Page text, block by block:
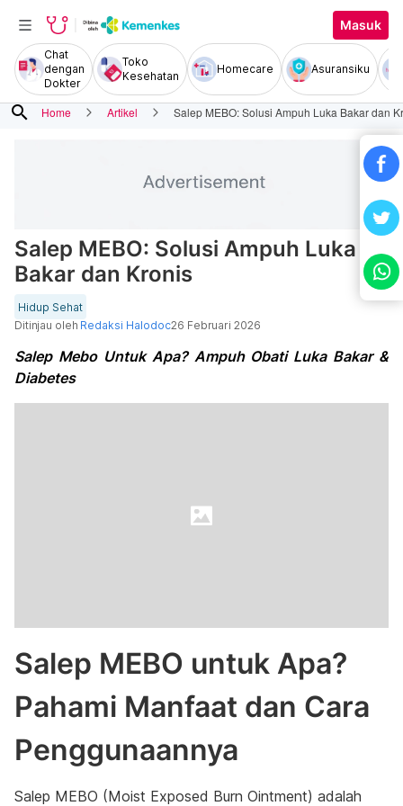
Masuk
Chat
dengan
Dokter
Toko
Kesehatan
Homecare Asuransiku
search Home Artikel Salep MEBO: Solusi Ampuh Luka Bakar dan
Salep MEBO: Solusi Ampuh Luka
Bakar dan Kronis
Hidup Sehat
Ditinjau oleh Redaksi Halodoc26 Februari 2026
Salep Mebo Untuk Apa? Ampuh Obati Luka Bakar &
Diabetes
Salep MEBO untuk Apa?
Pahami Manfaat dan Cara
Penggunaannya
Salep MEBO (Moist Exposed Burn Ointment) adalah